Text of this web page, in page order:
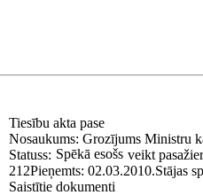
Tiesību akta pase
Nosaukums: Grozījums Ministru
veikt
Statuss: Spēkā esošs
212Pieņemts: 02.03.2010.Stājas
Saistītie dokumenti